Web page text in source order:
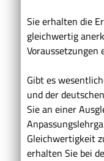
Sie erhalten die
gleichwertig
Voraussetzungen
Gibt es
und der
Sie an einer
Gleichwertigkeit
erhalten Sie bei